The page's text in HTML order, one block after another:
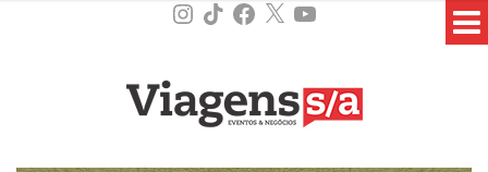
Instagram
TikTokFacebook
X YouTube